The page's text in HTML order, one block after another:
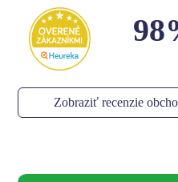
Zobraziť recenzie
Doručenie:
Balenie: Všetko
Komunikácia: Ok